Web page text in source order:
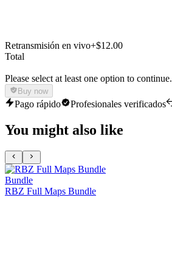
Retransmisión en vivo+$12.00
Total
Please select at least one option to continue.
Buy now
Pago rápido Profesionales verificados
You might also like
Bundle
RBZ Full Maps Bundle